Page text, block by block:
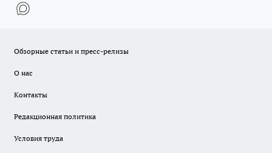
Обзорные статьи и пресс-релизы
О нас
Контакты
Редакционная политика
Условия труда